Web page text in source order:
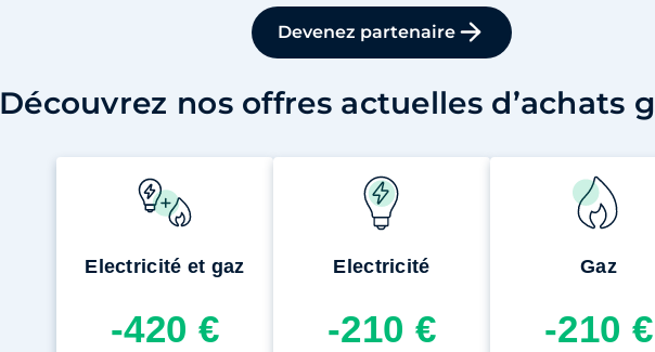
Devenez partenaire
Découvrez nos offres actuelles d’achats
Electricité et gaz
-420 €
Electricité
-210 €
Gaz
-210 €